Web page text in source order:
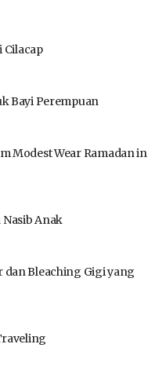
Cilacap
Bayi Perempuan
Modest Wear Ramadan in
Anak
dan Bleaching Gigi yang